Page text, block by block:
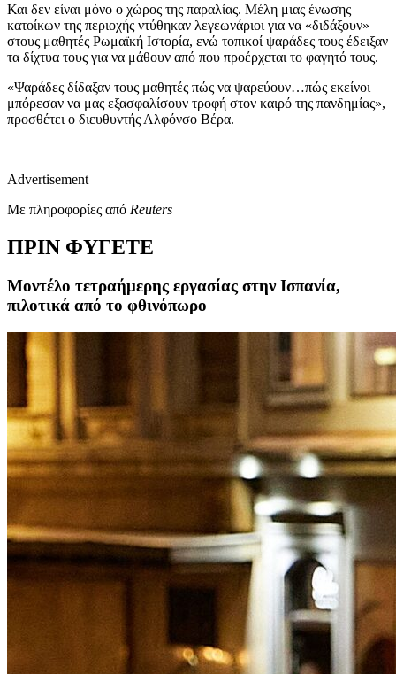
Και δεν είναι μόνο ο χώρος της παραλίας. Μέλη μιας ένωσης
κατοίκων της περιοχής ντύθηκαν λεγεωνάριοι για να «διδάξουν»
στους μαθητές Ρωμαϊκή Ιστορία, ενώ τοπικοί ψαράδες τους έδειξαν
τα δίχτυα τους για να μάθουν από που προέρχεται το φαγητό τους.
«Ψαράδες δίδαξαν τους μαθητές πώς να ψαρεύουν…πώς εκείνοι
μπόρεσαν να μας εξασφαλίσουν τροφή στον καιρό της πανδημίας»,
προσθέτει ο διευθυντής Αλφόνσο Βέρα.
Advertisement
Με πληροφορίες από Reuters
ΠΡΙΝ ΦΥΓΕΤΕ
Μοντέλο τετραήμερης εργασίας στην Ισπανία,
πιλοτικά από το φθινόπωρο